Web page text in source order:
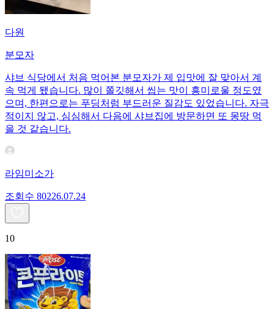
다원
분모자
샤브 식당에서 처음 먹어본 분모자가 제 입맛에 잘 맞아서 계
속 먹게 됐습니다. 많이 쫄깃해서 씹는 맛이 흥미로울 정도였
으며, 한편으로는 푸딩처럼 부드러운 질감도 있었습니다. 자극
적이지 않고, 심심해서 다음에 샤브집에 방문하면 또 몽땅 먹
을 것 같습니다.
라임미소가
조회수 80226.07.24
10